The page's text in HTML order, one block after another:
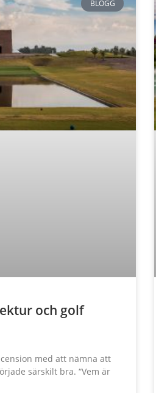
BLOGG
och golf
med att nämna att
särskilt bra. “Vem är